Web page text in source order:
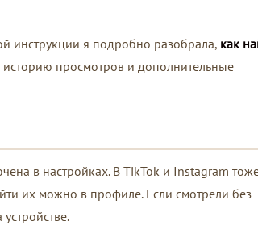
инструкции я подробно разобрала, как
просмотров и дополнительные
в настройках. В TikTok и Instagram
их можно в профиле. Если смотрели без